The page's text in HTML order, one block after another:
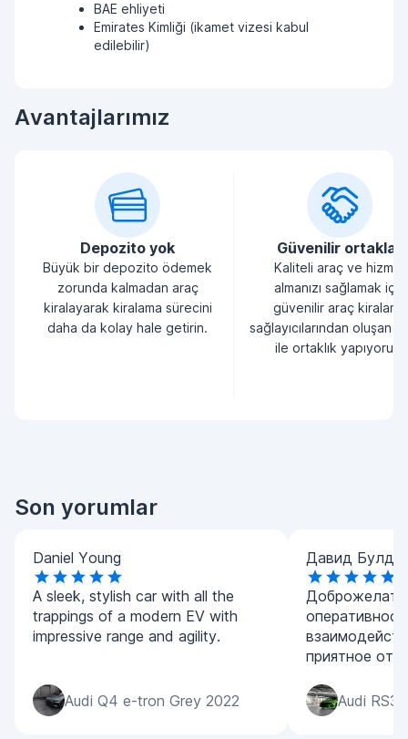
BAE ehliyeti
Emirates Kimliği (ikamet vizesi kabul
edilebilir)
Avantajlarımız
Depozito yok
Büyük bir depozito ödemek
zorunda kalmadan araç
kiralayarak kiralama sürecini
daha da kolay hale getirin.
Güvenilir ortaklar
Kaliteli araç ve hizmet
almanızı sağlamak için
güvenilir araç kiralama
sağlayıcılarından oluşan
ile ortaklık yapıyoruz.
Son yorumlar
Daniel Young
A sleek, stylish car with all the
trappings of a modern EV with
impressive range and agility.
Audi Q4 e-tron Grey 2022
Давид
приятное
Audi RS3